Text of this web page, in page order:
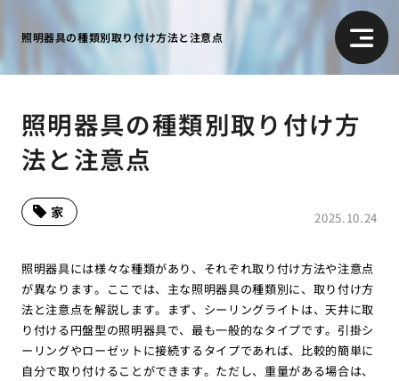
照明器具の種類別取り付け方法と注意点
照明器具の種類別取り付け方
法と注意点
2025.10.24
家
照明器具には様々な種類があり、それぞれ取り付け方法や注意点
が異なります。ここでは、主な照明器具の種類別に、取り付け方
法と注意点を解説します。まず、シーリングライトは、天井に取
り付ける円盤型の照明器具で、最も一般的なタイプです。引掛シ
ーリングやローゼットに接続するタイプであれば、比較的簡単に
自分で取り付けることができます。ただし、重量がある場合は、